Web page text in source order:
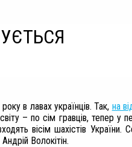
рокув лавах українців. Так, на
– по сім гравців, тепер у
вісім шахістів України.
Волокітін.